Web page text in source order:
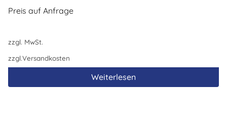
Preis auf Anfrage
zzgl. MwSt.
zzgl.Versandkosten
Weiterlesen